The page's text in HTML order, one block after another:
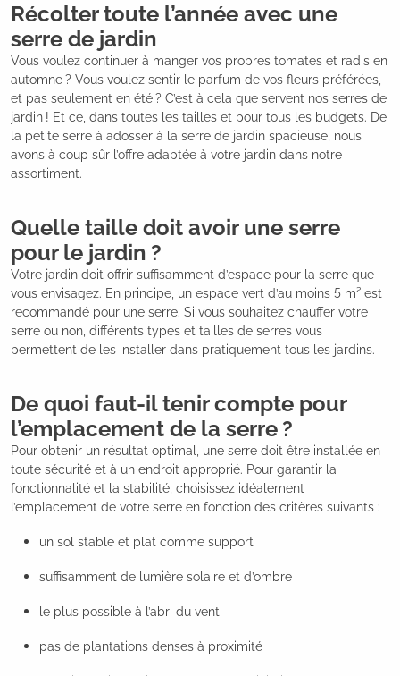
Récolter toute l’année avec une
serre de jardin
Vous voulez continuer à manger vos propres tomates et radis en
automne ? Vous voulez sentir le parfum de vos fleurs préférées,
et pas seulement en été ? C’est à cela que servent nos serres de
jardin ! Et ce, dans toutes les tailles et pour tous les budgets. De
la petite serre à adosser à la serre de jardin spacieuse, nous
avons à coup sûr l’offre adaptée à votre jardin dans notre
assortiment.
Quelle taille doit avoir une serre
pour le jardin ?
Votre jardin doit offrir suffisamment d’espace pour la serre que
vous envisagez. En principe, un espace vert d’au moins 5 m² est
recommandé pour une serre. Si vous souhaitez chauffer votre
serre ou non, différents types et tailles de serres vous
permettent de les installer dans pratiquement tous les jardins.
De quoi faut-il tenir compte pour
l’emplacement de la serre ?
Pour obtenir un résultat optimal, une serre doit être installée en
toute sécurité et à un endroit approprié. Pour garantir la
fonctionnalité et la stabilité, choisissez idéalement
l’emplacement de votre serre en fonction des critères suivants :
un sol stable et plat comme support
suffisamment de lumière solaire et d’ombre
le plus possible à l’abri du vent
pas de plantations denses à proximité